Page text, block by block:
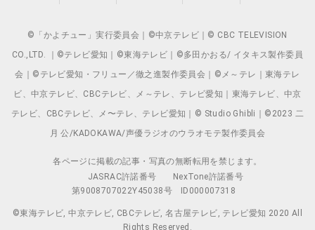
©「かよチュー」実行委員会｜©中京テレビ｜© CBC TELEVISION
CO.,LTD. ｜©テレビ愛知｜©東海テレビ｜©多田かおる/ イタキス製作委員
会｜©テレビ愛知・フリュー／徹之進製作委員会｜©メ～テレ｜東海テレ
ビ、中京テレビ、CBCテレビ、メ～テレ、テレビ愛知｜東海テレビ、中京
テレビ、CBCテレビ、メ〜テレ、テレビ愛知｜© Studio Ghibli｜©2023 二
月 公/KADOKAWA/声優ラジオのウラオモテ製作委員会
各ページに掲載の記事・写真の無断転用を禁じます。
JASRAC許諾番号
NexTone許諾番号
第9008707022Y45038号
ID000007318
©東海テレビ, 中京テレビ, CBCテレビ, 名古屋テレビ, テレビ愛知 2020 All
Rights Reserved.